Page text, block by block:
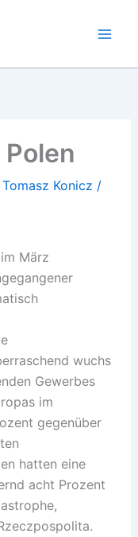
Tomasz Konicz /
März
wuchs
Gewerbes
im
gegenüber
hatten eine
acht Prozent